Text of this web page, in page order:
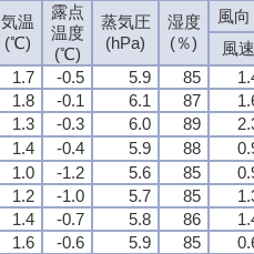
気温
(℃)
露点
温度
(℃)
蒸気圧
(hPa)
湿度
(％)
風
風速
1.7 -0.5 5.9 85
1.8 -0.1 6.1 87
1.3 -0.3 6.0 89
1.4 -0.4 5.9 88
1.0 -1.2 5.6 85
1.2 -1.0 5.7 85
1.4 -0.7 5.8 86
1.6 -0.6 5.9 85
気温
(℃)
露点
温度
(℃)
蒸気圧
(hPa)
湿度
(％)
風
風速
1.7 -0.5 5.9 85
1.8 -0.1 6.1 87
1.3 -0.3 6.0 89
1.4 -0.4 5.9 88
1.0 -1.2 5.6 85
1.2 -1.0 5.7 85
1.4 -0.7 5.8 86
1.6 -0.6 5.9 85
気温
(℃)
露点
温度
(℃)
蒸気圧
(hPa)
湿度
(％)
風
風速
1.7 -0.5 5.9 85
1.8 -0.1 6.1 87
1.3 -0.3 6.0 89
1.4 -0.4 5.9 88
1.0 -1.2 5.6 85
1.2 -1.0 5.7 85
1.4 -0.7 5.8 86
1.6 -0.6 5.9 85
気温
(℃)
露点
温度
(℃)
蒸気圧
(hPa)
湿度
(％)
風
風速
1.7 -0.5 5.9 85
1.8 -0.1 6.1 87
1.3 -0.3 6.0 89
1.4 -0.4 5.9 88
1.0 -1.2 5.6 85
1.2 -1.0 5.7 85
1.4 -0.7 5.8 86
1.6 -0.6 5.9 85